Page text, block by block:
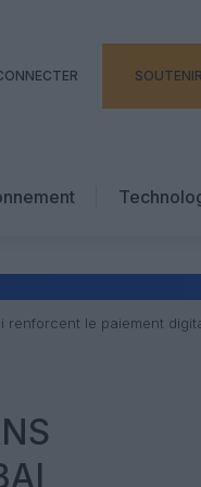
renforcent le paiement